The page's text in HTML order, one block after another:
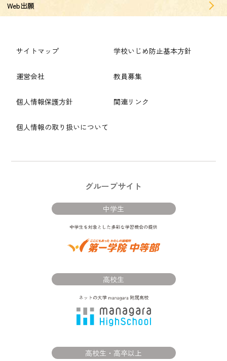
Web出願
サイトマップ
運営会社
個人情報保護方針
個人情報の取り扱いについて
学校いじめ防止基本方針
教員募集
関連リンク
グループサイト
中学生
高校生
高校生・高卒以上